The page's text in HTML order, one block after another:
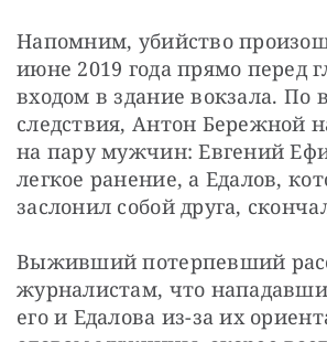
Напомним, убийство
июне 2019 года прямо перед
входом в здание вокзала. По
следствия, Антон Бережной
на пару мужчин: Евгений
легкое ранение, а Едалов,
заслонил собой друга,
Выживший потерпевший
журналистам, что
его и Едалова из-за их